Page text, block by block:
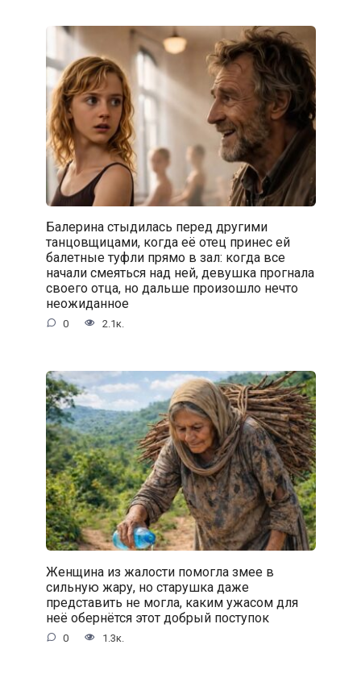
Балерина стыдилась перед другими
танцовщицами, когда её отец принес ей
балетные туфли прямо в зал: когда все
начали смеяться над ней, девушка прогнала
своего отца, но дальше произошло нечто
неожиданное
0 2.1к.
Женщина из жалости помогла змее в
сильную жару, но старушка даже
представить не могла, каким ужасом для
неё обернётся этот добрый поступок
0 1.3к.